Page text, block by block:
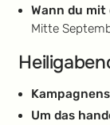
Wann du
Mitte
Um das